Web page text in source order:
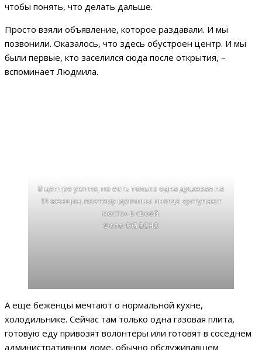
чтобы понять, что делать дальше.
Просто взяли объявление, которое раздавали. И мы
позвонили. Оказалось, что здесь обустроен центр. И мы
были первые, кто заселился сюда после открытия, –
вспоминает Людмила.
В центре уютно, но есть только одна душевая на
13 женщин, поэтому мужчины иногда «уступают
место» в своей.
Фото: DG ECHO
А еще беженцы мечтают о нормальной кухне,
холодильнике. Сейчас там только одна газовая плита,
готовую еду привозят волонтеры или готовят в соседнем
административном доме, обычно обслуживавшем